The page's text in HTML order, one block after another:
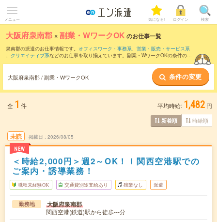
メニュー 気になる! ログイン 検索
大阪府泉南郡 ×副業・WワークOK のお仕事一覧
泉南郡の派遣のお仕事情報です。 オフィスワーク・事務系、 営業・販売・サービス系
、 クリエイティブ系などのお仕事を取り揃えています。副業・WワークOKの条件の他
大阪府泉南郡 / 副業・WワークOK 条件の変更
全 1 件 平均時給: 1,482 円
新着順 時給順
未読
NEW
掲載日 2026/08/05
＜時給2,000円＞週2～OK！！関西空港駅での
ご案内・誘導業務！
職種未経験OK 交通費別途支給あり 残業なし 派遣
勤務地 大阪府泉南郡
関西空港(鉄道)駅から徒歩---分